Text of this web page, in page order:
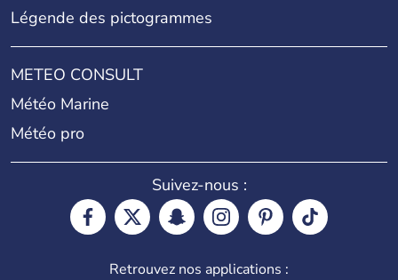
Légende des pictogrammes
METEO CONSULT
Météo Marine
Météo pro
Suivez-nous :
Retrouvez nos applications :